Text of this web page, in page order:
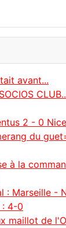
avant...
2 - 0 Nice
du
à la
: Marseille -
: 4-0
maillot de